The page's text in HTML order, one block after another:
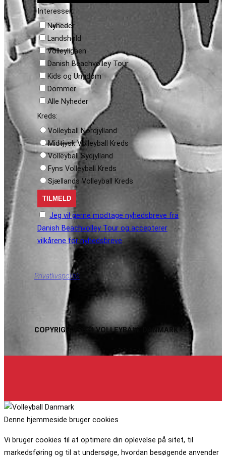
Interesser:
Nyheder
Landshold
Volleyligaen
Danish Beachvolley Tour
Kids og Ungdom
Dommer
Alle Nyheder
Kreds:
Volleyball Nordjylland
Midtjysk Volleyball Kreds
Volleyball Sydjylland
Fyns Volleyball Kreds
Sjællands Volleyball Kreds
Jeg vil gerne modtage nyhedsbreve fra
Danish Beachvolley Tour og accepterer
vilkårene for nyhedsbreve
Privatlivspolitik
COPYRIGHT 2024 VOLLEYBALL DANMARK
Denne hjemmeside bruger cookies
Vi bruger cookies til at optimere din oplevelse på sitet, til
markedsføring og til at undersøge, hvordan besøgende anvender